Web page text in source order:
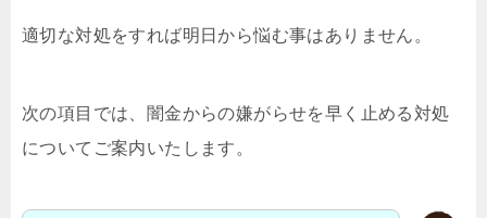
適切な対処をすれば明日から悩む事はありません。
次の項目では、闇金からの嫌がらせを早く止める対処
についてご案内いたします。